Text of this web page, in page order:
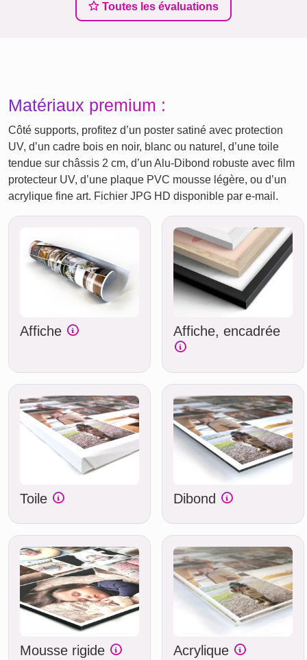
Toutes les évaluations
Matériaux premium :
Côté supports, profitez d’un poster satiné avec protection
UV, d’un cadre bois en noir, blanc ou naturel, d’une toile
tendue sur châssis 2 cm, d’un Alu-Dibond robuste avec film
protecteur UV, d’une plaque PVC mousse légère, ou d’un
acrylique fine art. Fichier JPG HD disponible par e-mail.
Affiche Affiche, encadrée
Toile Dibond
Mousse rigide Acrylique